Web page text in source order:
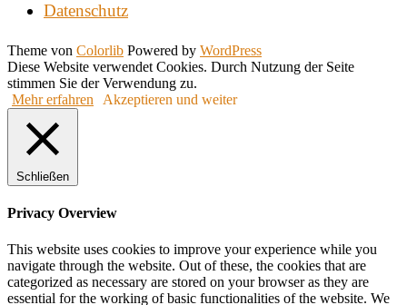
Datenschutz
Theme von Colorlib Powered by WordPress
Back
to
top
Diese Website verwendet Cookies. Durch Nutzung der Seite
stimmen Sie der Verwendung zu.
Mehr erfahren
Akzeptieren und weiter
Schließen
Privacy Overview
This website uses cookies to improve your experience while you
navigate through the website. Out of these, the cookies that are
categorized as necessary are stored on your browser as they are
essential for the working of basic functionalities of the website. We